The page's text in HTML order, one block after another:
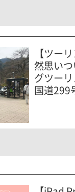
【ツー
然思い
グツー
国道299